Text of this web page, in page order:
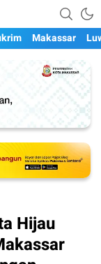
Makassar
Hijau